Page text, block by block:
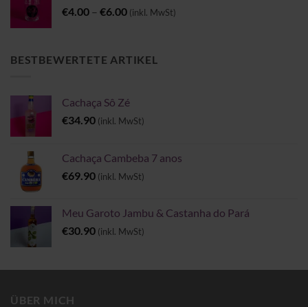
€4.00 – €6.00Preisspanne:
€6.00
(inkl. MwSt)
BESTBEWERTETE ARTIKEL
Cachaça Sô Zé
€34.90 (inkl. MwSt)
Cachaça Cambeba 7 anos
€69.90 (inkl. MwSt)
Meu Garoto Jambu & Castanha do Pará
€30.90 (inkl. MwSt)
ÜBER MICH